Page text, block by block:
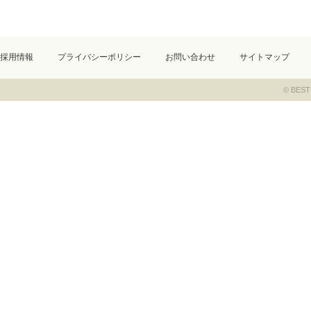
採用情報 プライバシーポリシー お問い合わせ サイトマップ
© BEST